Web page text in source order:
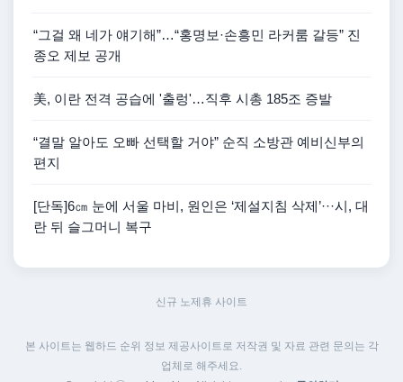
“그걸 왜 네가 얘기해”…“홍명보·손흥민 라커룸 갈등” 진
종오 제보 공개
美, 이란 전격 공습에 '출렁'…직후 시총 185조 증발
“결말 알아도 오빠 선택할 거야” 순직 소방관 예비신부의
편지
[단독]6㎝ 눈에 서울 마비, 원인은 ‘제설지침 삭제’···시, 대
란 뒤 슬그머니 복구
신규 노제휴 사이트
본 사이트는 웹하드 순위 정보 제공사이트로 저작권 및 자료 관련 문의는 각
업체로 해주세요.